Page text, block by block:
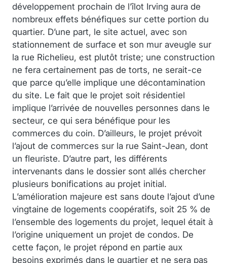
développement prochain de l’îlot Irving aura de
nombreux effets bénéfiques sur cette portion du
quartier. D’une part, le site actuel, avec son
stationnement de surface et son mur aveugle sur
la rue Richelieu, est plutôt triste; une construction
ne fera certainement pas de torts, ne serait-ce
que parce qu’elle implique une décontamination
du site. Le fait que le projet soit résidentiel
implique l’arrivée de nouvelles personnes dans le
secteur, ce qui sera bénéfique pour les
commerces du coin. D’ailleurs, le projet prévoit
l’ajout de commerces sur la rue Saint-Jean, dont
un fleuriste. D’autre part, les différents
intervenants dans le dossier sont allés chercher
plusieurs bonifications au projet initial.
L’amélioration majeure est sans doute l’ajout d’une
vingtaine de logements coopératifs, soit 25 % de
l’ensemble des logements du projet, lequel était à
l’origine uniquement un projet de condos. De
cette façon, le projet répond en partie aux
besoins exprimés dans le quartier et ne sera pas